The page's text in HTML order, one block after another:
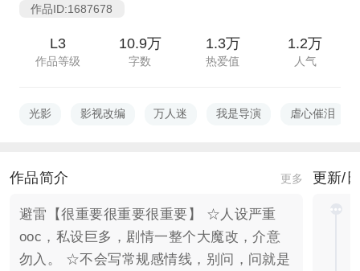
作品ID:1687678
L3
作品等级
10.9万
字数
1.3万
热爱值
1.2万
人气
光影 影视改编 万人迷 我是导演 虐心催泪
作品简介 更多
避雷【很重要很重要很重要】 ☆人设严重
ooc，私设巨多，剧情一整个大魔改，介意
勿入。 ☆不会写常规感情线，别问，问就是
更新/